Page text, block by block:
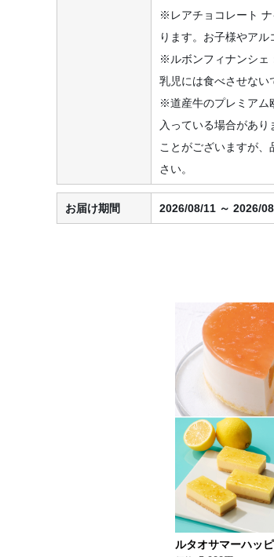
※レアチョコレート
ります。お子様やアル
※ルボンフィナンシェ
乳児には食べさせない
※道産牛のプレミアム
入っている場合があ
ことがございますが
さい。
お届け期間 2026/08/11 ～ 2026/
ルタオサマーハッ